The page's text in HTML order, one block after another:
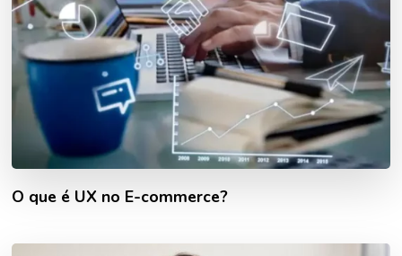
O que é UX no E-commerce?